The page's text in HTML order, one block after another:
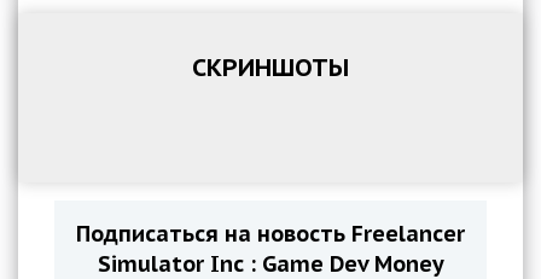
СКРИНШОТЫ
Подписаться на новость Freelancer
Simulator Inc : Game Dev Money